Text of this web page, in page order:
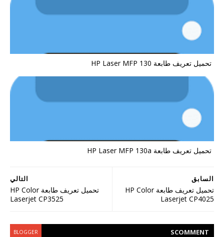
تحميل تعريف طابعة HP Laser MFP 130
تحميل تعريف طابعة HP Laser MFP 130a
التالي
تحميل تعريف طابعة HP Color
Laserjet CP3525
السابق
تحميل تعريف طابعة HP Color
Laserjet CP4025
COMMENT
S
BLOGGER